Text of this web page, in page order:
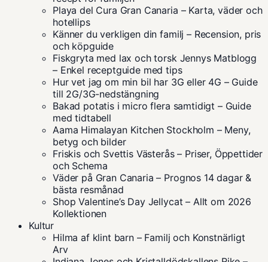
Playa del Cura Gran Canaria – Karta, väder och
hotellips
Känner du verkligen din familj – Recension, pris
och köpguide
Fiskgryta med lax och torsk Jennys Matblogg
– Enkel receptguide med tips
Hur vet jag om min bil har 3G eller 4G – Guide
till 2G/3G-nedstängning
Bakad potatis i micro flera samtidigt – Guide
med tidtabell
Aama Himalayan Kitchen Stockholm – Meny,
betyg och bilder
Friskis och Svettis Västerås – Priser, Öppettider
och Schema
Väder på Gran Canaria – Prognos 14 dagar &
bästa resmånad
Shop Valentine’s Day Jellycat – Allt om 2026
Kollektionen
Kultur
Hilma af klint barn – Familj och Konstnärligt
Arv